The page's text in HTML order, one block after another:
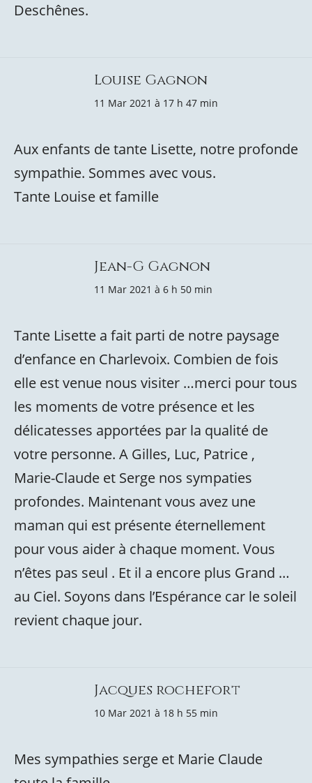
Deschênes.
Louise Gagnon
11 Mar 2021 à 17 h 47 min
Aux enfants de tante Lisette, notre profonde
sympathie. Sommes avec vous.
Tante Louise et famille
Jean-G Gagnon
11 Mar 2021 à 6 h 50 min
Tante Lisette a fait parti de notre paysage
d’enfance en Charlevoix. Combien de fois
elle est venue nous visiter …merci pour tous
les moments de votre présence et les
délicatesses apportées par la qualité de
votre personne. A Gilles, Luc, Patrice ,
Marie-Claude et Serge nos sympaties
profondes. Maintenant vous avez une
maman qui est présente éternellement
pour vous aider à chaque moment. Vous
n’êtes pas seul . Et il a encore plus Grand …
au Ciel. Soyons dans l’Espérance car le soleil
revient chaque jour.
Jacques rochefort
10 Mar 2021 à 18 h 55 min
Mes sympathies serge et Marie Claude